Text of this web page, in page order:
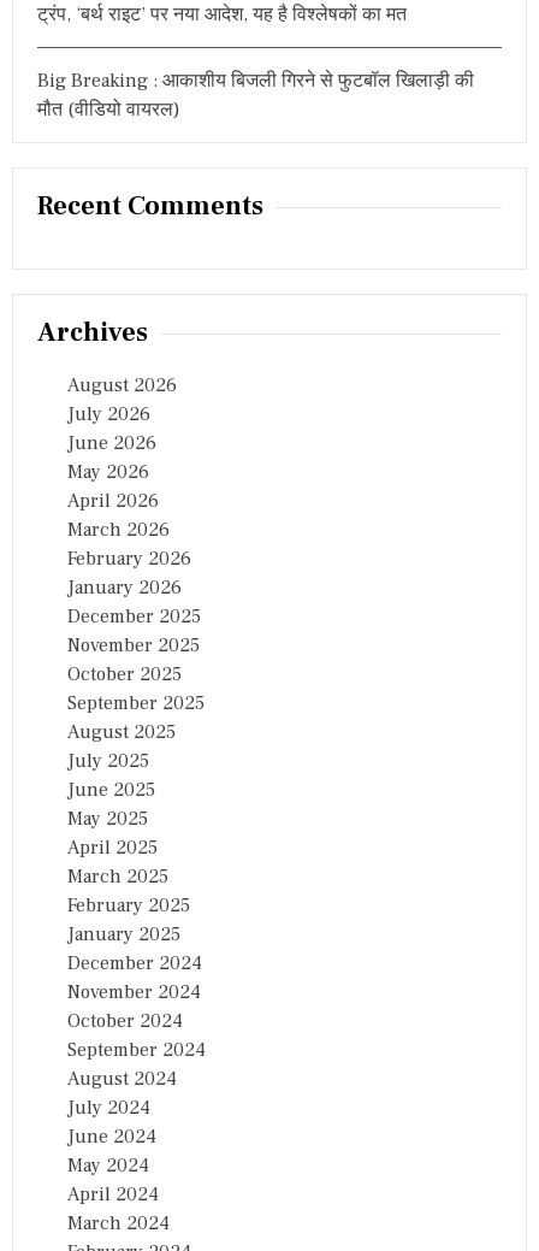
ट्रंप, ‘बर्थ राइट’ पर नया आदेश, यह है विश्लेषकों का मत
Big Breaking : आकाशीय बिजली गिरने से फुटबॉल खिलाड़ी की
मौत (वीडियो वायरल)
Recent Comments
Archives
August 2026
July 2026
June 2026
May 2026
April 2026
March 2026
February 2026
January 2026
December 2025
November 2025
October 2025
September 2025
August 2025
July 2025
June 2025
May 2025
April 2025
March 2025
February 2025
January 2025
December 2024
November 2024
October 2024
September 2024
August 2024
July 2024
June 2024
May 2024
April 2024
March 2024